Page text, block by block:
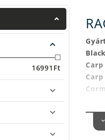
Ft
16991
Fox